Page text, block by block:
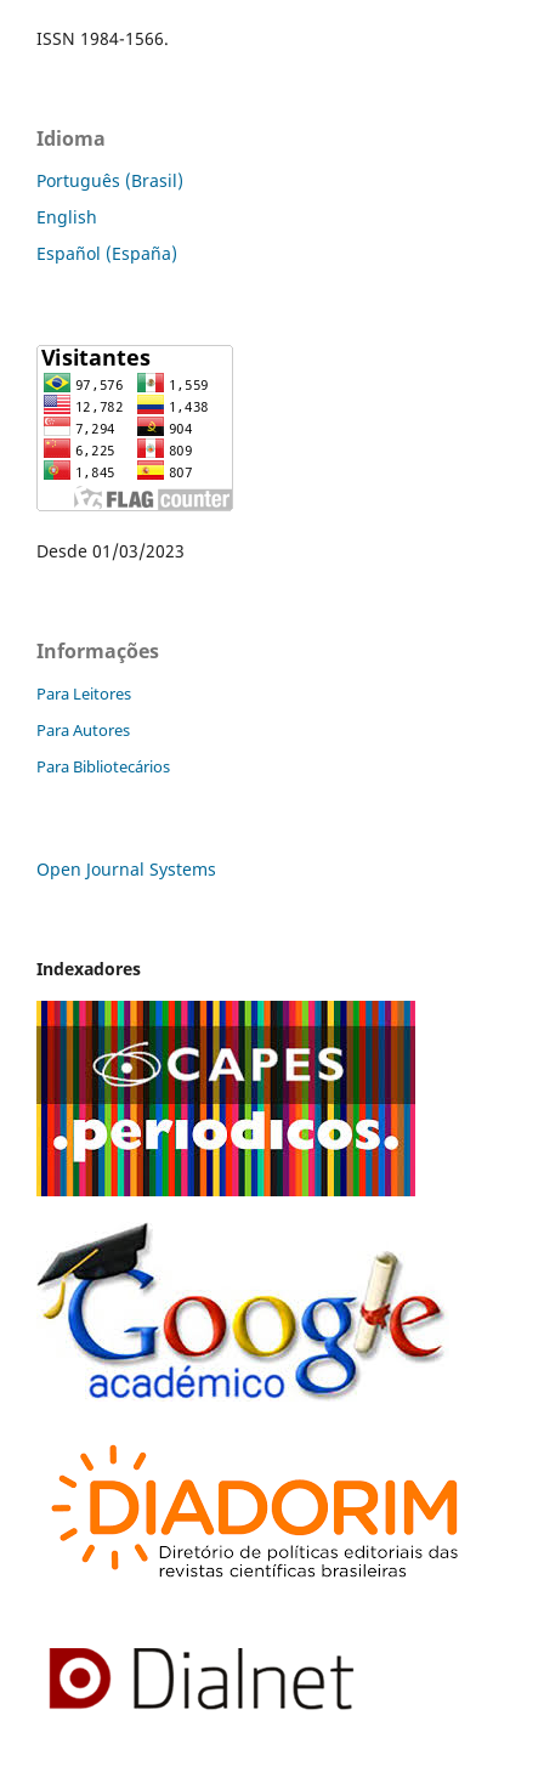
ISSN 1984-1566.
Idioma
Português (Brasil)
English
Español (España)
Desde 01/03/2023
Informações
Para Leitores
Para Autores
Para Bibliotecários
Open Journal Systems
Indexadores